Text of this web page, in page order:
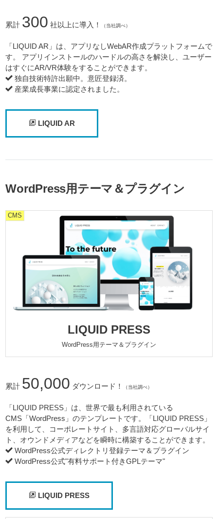
累計 300 社以上に導入！ （当社調べ）
「LIQUID AR」は、アプリなしWebAR作成プラットフォームで
す。 アプリインストールのハードルの高さを解決し、ユーザー
はすぐにAR/VR体験をすることができます。
独自技術特許出願中。意匠登録済。
産業成長事業に認定されました。
LIQUID AR
WordPress用テーマ＆プラグイン
LIQUID PRESS
WordPress用テーマ＆プラグイン
CMS
累計 50,000 ダウンロード！ （当社調べ）
「LIQUID PRESS」は、世界で最も利用されている
CMS「WordPress」のテンプレートです。「LIQUID PRESS」
を利用して、コーポレートサイト、多言語対応グローバルサイ
ト、オウンドメディアなどを瞬時に構築することができます。
WordPress公式ディレクトリ登録テーマ＆プラグイン
WordPress公式"有料サポート付きGPLテーマ"
LIQUID PRESS